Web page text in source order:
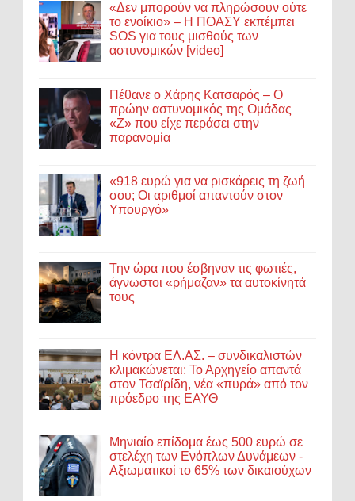
«Δεν μπορούν να πληρώσουν ούτε
το ενοίκιο» – Η ΠΟΑΣΥ εκπέμπει
SOS για τους μισθούς των
αστυνομικών [video]
Πέθανε ο Χάρης Κατσαρός – Ο
πρώην αστυνομικός της Ομάδας
«Ζ» που είχε περάσει στην
παρανομία
«918 ευρώ για να ρισκάρεις τη ζωή
σου; Οι αριθμοί απαντούν στον
Υπουργό»
Την ώρα που έσβηναν τις φωτιές,
άγνωστοι «ρήμαζαν» τα αυτοκίνητά
τους
Η κόντρα ΕΛ.ΑΣ. – συνδικαλιστών
κλιμακώνεται: Το Αρχηγείο απαντά
στον Τσαϊρίδη, νέα «πυρά» από τον
πρόεδρο της ΕΑΥΘ
Μηνιαίο επίδομα έως 500 ευρώ σε
στελέχη των Ενόπλων Δυνάμεων -
Αξιωματικοί το 65% των δικαιούχων